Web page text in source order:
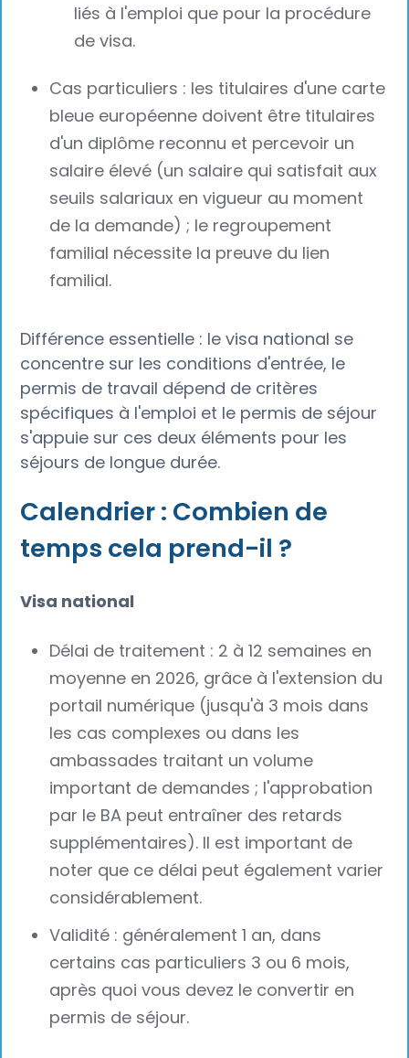
liés à l'emploi que pour la procédure
de visa.‍
Cas particuliers : les titulaires d'une carte
bleue européenne doivent être titulaires
d'un diplôme reconnu et percevoir un
salaire élevé (un salaire qui satisfait aux
seuils salariaux en vigueur au moment
de la demande) ; le regroupement
familial nécessite la preuve du lien
familial.
Différence essentielle : le visa national se
concentre sur les conditions d'entrée, le
permis de travail dépend de critères
spécifiques à l'emploi et le permis de séjour
s'appuie sur ces deux éléments pour les
séjours de longue durée.
Calendrier : Combien de
temps cela prend-il ?
Visa national
Délai de traitement : 2 à 12 semaines en
moyenne en 2026, grâce à l'extension du
portail numérique (jusqu'à 3 mois dans
les cas complexes ou dans les
ambassades traitant un volume
important de demandes ; l'approbation
par le BA peut entraîner des retards
supplémentaires). Il est important de
noter que ce délai peut également varier
considérablement.
Validité : généralement 1 an, dans
certains cas particuliers 3 ou 6 mois,
après quoi vous devez le convertir en
permis de séjour.